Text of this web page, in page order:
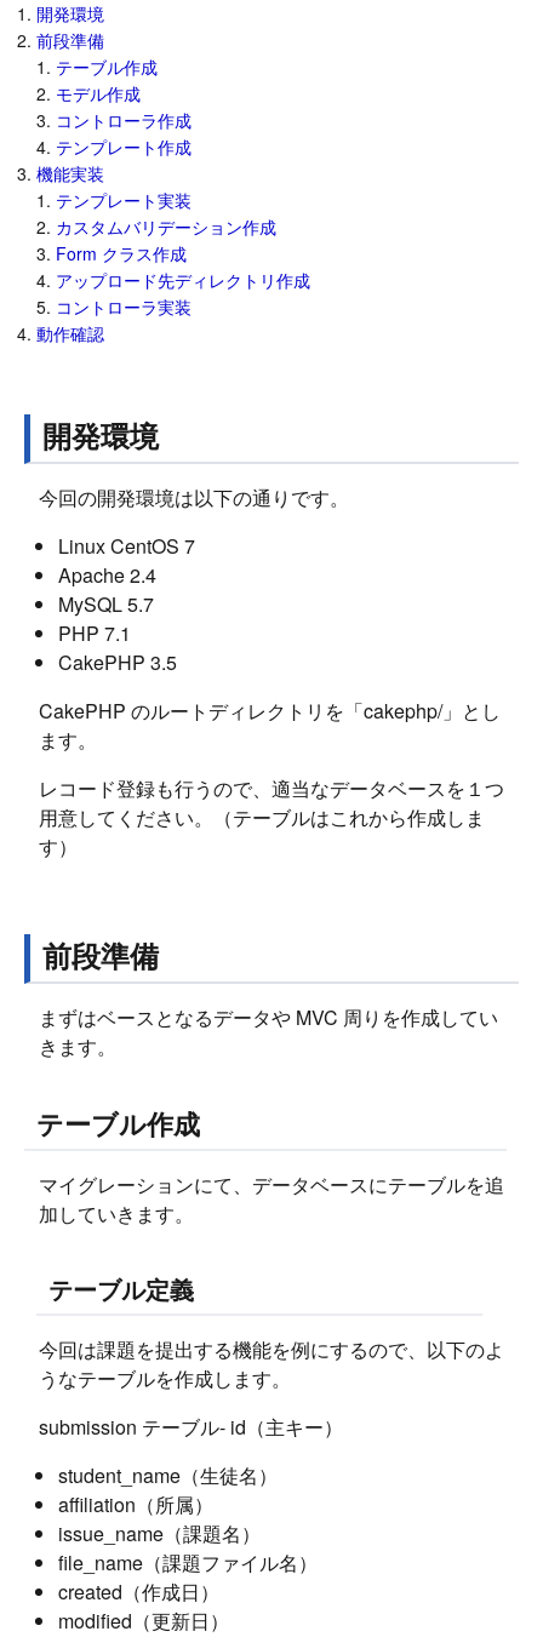
開発環境
前段準備
テーブル作成
モデル作成
コントローラ作成
テンプレート作成
機能実装
テンプレート実装
カスタムバリデーション作成
Form クラス作成
アップロード先ディレクトリ作成
コントローラ実装
動作確認
開発環境
今回の開発環境は以下の通りです。
Linux CentOS 7
Apache 2.4
MySQL 5.7
PHP 7.1
CakePHP 3.5
CakePHP のルートディレクトリを「cakephp/」とし
ます。
レコード登録も行うので、適当なデータベースを１つ
用意してください。（テーブルはこれから作成しま
す）
前段準備
まずはベースとなるデータや MVC 周りを作成してい
きます。
テーブル作成
マイグレーションにて、データベースにテーブルを追
加していきます。
テーブル定義
今回は課題を提出する機能を例にするので、以下のよ
うなテーブルを作成します。
submission テーブル- id（主キー）
student_name（生徒名）
affiliation（所属）
issue_name（課題名）
file_name（課題ファイル名）
created（作成日）
modified（更新日）